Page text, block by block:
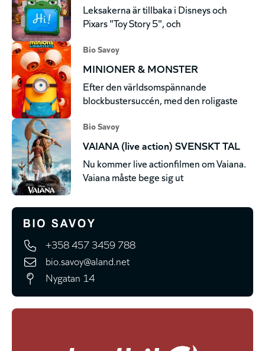
Leksakerna är tillbaka i Disneys och
Pixars "Toy Story 5", och
Bio Savoy
MINIONER & MONSTER
Efter den världsomspännande
blockbustersuccén, med den roligaste
Bio Savoy
VAIANA (live action) SVENSKT TAL
Nu kommer live actionfilmen om Vaiana.
Vaiana måste bege sig ut
+358 457 3459 788
bio.savoy@aland.net
Nygatan 14